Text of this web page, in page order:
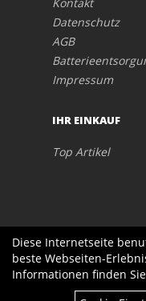
Datenschutz
AGB
Impressum
IHR EINKAUF
Top Artikel
Diese Internetseite
beste Webseiten-
Informationen finden